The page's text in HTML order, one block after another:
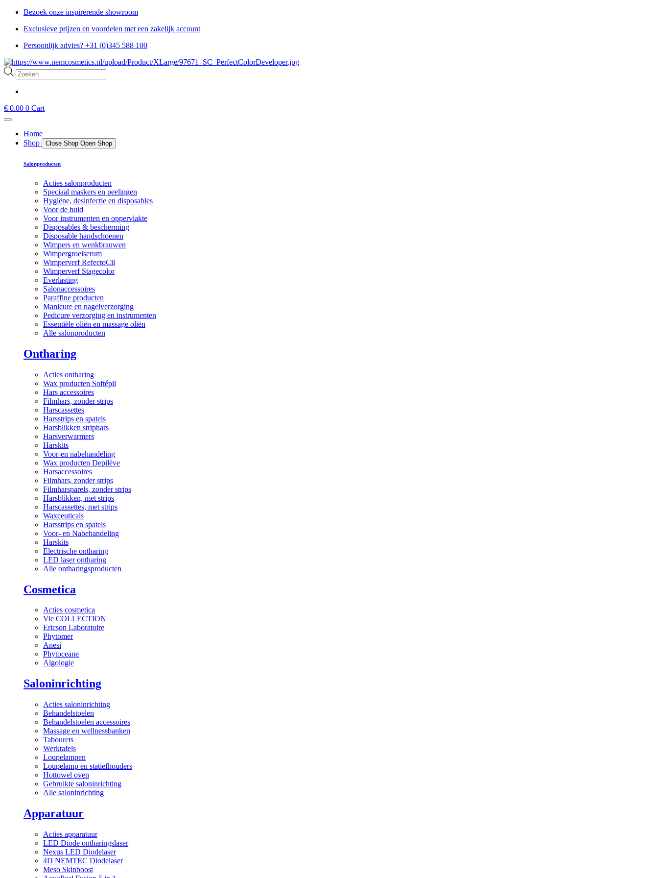
Bezoek onze inspirerende showroom
Exclusieve prijzen en voordelen met een zakelijk account
Persoonlijk advies? +31 (0)345 588 100
Producten
zoeken
€ 0.00 0 Cart
Home
Shop
Close Shop Open Shop
Salonproducten
Acties salonproducten
Speciaal maskers en peelingen
Hygiëne, desinfectie en disposables
Voor de huid
Voor instrumenten en oppervlakte
Disposables & bescherming
Disposable handschoenen
Wimpers en wenkbrauwen
Wimpergroeiserum
Wimperverf RefectoCil
Wimperverf Stagecolor
Everlasting
Salonaccessoires
Paraffine producten
Manicure en nagelverzorging
Pedicure verzorging en instrumenten
Essentiële oliën en massage oliën
Alle salonproducten
Ontharing
Acties ontharing
Wax producten Softépil
Hars accessoires
Filmhars, zonder strips
Harscassettes
Harsstrips en spatels
Harsblikken striphars
Harsverwarmers
Harskits
Voor-en nabehandeling
Wax producten Depilève
Harsaccessoires
Filmhars, zonder strips
Filmharsparels, zonder strips
Harsblikken, met strips
Harscassettes, met strips
Waxceuticals
Harsstrips en spatels
Voor- en Nabehandeling
Harskits
Electrische ontharing
LED laser ontharing
Alle ontharingsproducten
Cosmetica
Acties cosmetica
Vie COLLECTION
Ericson Laboratoire
Phytomer
Anesi
Phytoceane
Algologie
Saloninrichting
Acties saloninrichting
Behandelstoelen
Behandelstoelen accessoires
Massage en wellnessbanken
Tabourets
Werktafels
Loupelampen
Loupelamp en statiefhouders
Hottowel oven
Gebruikte saloninrichting
Alle saloninrichting
Apparatuur
Acties apparatuur
LED Diode ontharingslaser
Nexus LED Diodelaser
4D NEMTEC Diodelaser
Meso Skinboost